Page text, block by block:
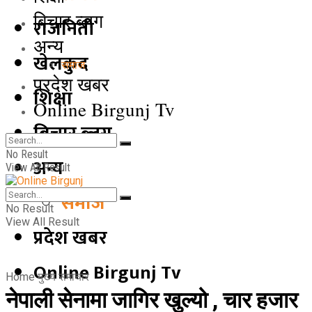
राजनिती
खेलकुद
शिक्षा
बिचार ब्लग
अन्य
समाज
प्रदेश खबर
Online Birgunj Tv
बिचार ब्लग
अन्य
समाज
प्रदेश खबर
Online Birgunj Tv
No Result
View All Result
No Result
View All Result
Home मुख्य समाचार
नेपाली सेनामा जागिर खुल्यो , चार हजार